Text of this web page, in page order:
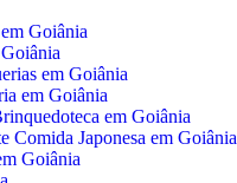
Goiânia
em Goiânia
em Goiânia
em Goiânia
Comida Japonesa em Goiânia
Goiânia